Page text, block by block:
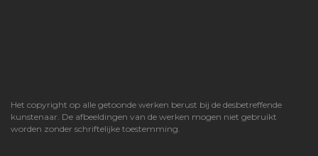
Het copyright op alle getoonde werken berust bij de desbetreffende
kunstenaar. De afbeeldingen van de werken mogen niet gebruikt
worden zonder schriftelijke toestemming.